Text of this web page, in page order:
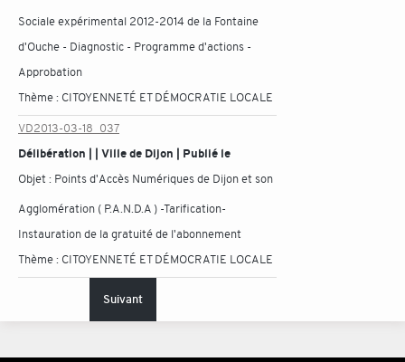
Sociale expérimental 2012-2014 de la Fontaine
d'Ouche - Diagnostic - Programme d'actions -
Approbation
Thème : CITOYENNETÉ ET DÉMOCRATIE LOCALE
VD2013-03-18_037
Délibération | | Ville de Dijon | Publié le
Objet : Points d'Accès Numériques de Dijon et son
Agglomération ( P.A.N.D.A ) -Tarification-
Instauration de la gratuité de l'abonnement
Thème : CITOYENNETÉ ET DÉMOCRATIE LOCALE
Suivant